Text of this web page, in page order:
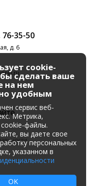
76-35-50
д. 6
cookie-
сделать ваше
на нем
удобным
сервис веб-
Метрика,
файлы.
вы даете свое
персональных
указанном в
OK